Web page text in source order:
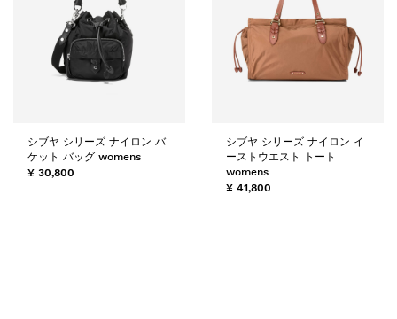
シブヤ シリーズ ナイロン バ
ケット バッグ womens
¥ 30,800
シブヤ シリーズ ナイロン イ
ーストウエスト トート
womens
¥ 41,800